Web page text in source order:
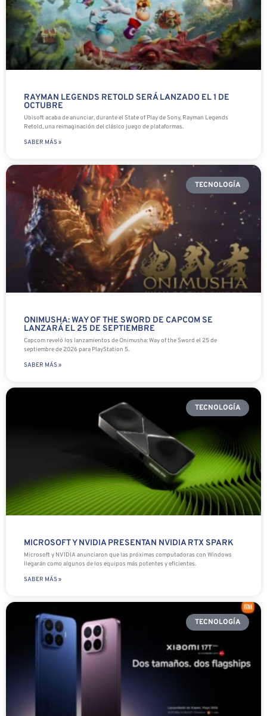
RAYMAN LEGENDS RETOLD SERÁ LANZADO EL 1 DE
OCTUBRE
Ubisoft acaba de anunciar, durante el State of Play de Sony, Rayman Legends
Retold, una reimaginación del clásico juego de plataformas.
SABER MÁS »
TECNOLOGÍA
ONIMUSHA: WAY OF THE SWORD DE CAPCOM SE
LANZARÁ EL 25 DE SEPTIEMBRE
Capcom reveló los lanzamientos de Onimusha: Way of the Sword el 25 de
septiembre de 2026 para PlayStation 5.
SABER MÁS »
TECNOLOGÍA
MICROSOFT Y NVIDIA PRESENTAN NVIDIA RTX SPARK
Microsoft y NVIDIA anunciaron que las próximas computadoras con Windows
llegarán como algunos de los equipos más potentes y eficientes.
SABER MÁS »
TECNOLOGÍA